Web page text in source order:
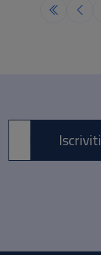
E-mail *Iscriviti